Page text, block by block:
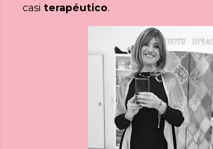
casi terapéutico.